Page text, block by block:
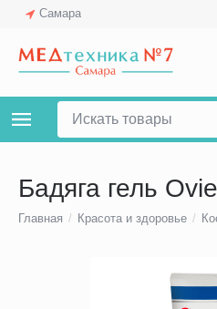
Самара
Бадяга гель
Главная / Красота и здоровье /